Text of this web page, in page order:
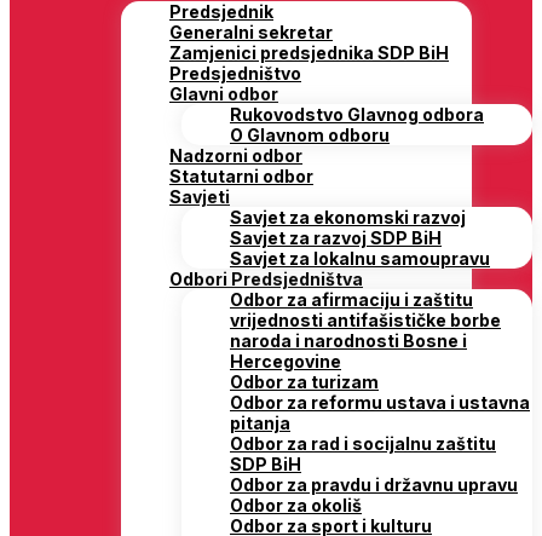
Predsjednik
Generalni sekretar
Zamjenici predsjednika SDP BiH
Predsjedništvo
Glavni odbor
Rukovodstvo Glavnog odbora
O Glavnom odboru
Nadzorni odbor
Statutarni odbor
Savjeti
Savjet za ekonomski razvoj
Savjet za razvoj SDP BiH
Savjet za lokalnu samoupravu
Odbori Predsjedništva
Odbor za afirmaciju i zaštitu
vrijednosti antifašističke borbe
naroda i narodnosti Bosne i
Hercegovine
Odbor za turizam
Odbor za reformu ustava i ustavna
pitanja
Odbor za rad i socijalnu zaštitu
SDP BiH
Odbor za pravdu i državnu upravu
Odbor za okoliš
Odbor za sport i kulturu